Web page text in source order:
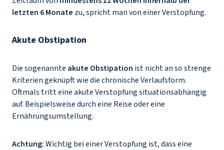
letzten 6 Monate zu, spricht man von einer Verstopfung.
Akute Obstipation
Die sogenannte akute Obstipation ist nicht an so strenge
Kriterien geknüpft wie die chronische Verlaufsform.
Oftmals tritt eine akute Verstopfung situationsabhängig
auf. Beispielsweise durch eine Reise oder eine
Ernährungsumstellung.
Achtung:Wichtig bei einer Verstopfung ist, dass eine